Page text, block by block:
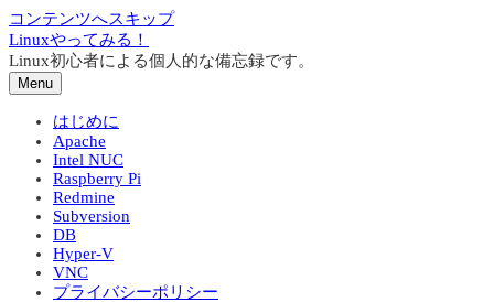
コンテンツへスキップ
Linuxやってみる！
Linux初心者による個人的な備忘録です。
Menu
はじめに
Apache
Intel NUC
Raspberry Pi
Redmine
Subversion
DB
Hyper-V
VNC
プライバシーポリシー